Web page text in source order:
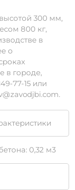
300 мм,
800 кг,
в
о
в городе,
77-15 или
0,32 м3